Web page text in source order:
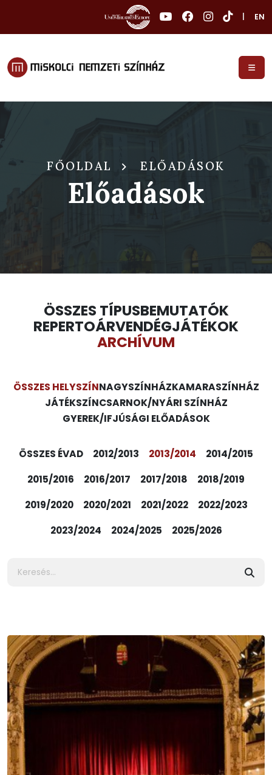
EN
FŐOLDAL ELŐADÁSOK
Előadások
ÖSSZES TÍPUSBEMUTATÓK
REPERTOÁRVENDÉGJÁTÉKOK
ARCHÍVUM
ÖSSZES HELYSZÍNNAGYSZÍNHÁZKAMARASZÍNHÁZ
JÁTÉKSZÍNCSARNOK/NYÁRI SZÍNHÁZ
GYEREK/IFJÚSÁGI ELŐADÁSOK
ÖSSZES ÉVAD 2012/2013 2013/2014
2014/2015
2015/2016
2016/2017 2017/2018
2018/2019
2019/2020
2020/2021 2021/2022
2022/2023
2023/2024
2024/2025 2025/2026